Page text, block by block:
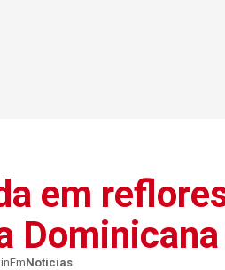
em
Dominicana
EmNotícias